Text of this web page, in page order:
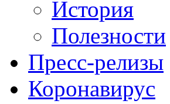
История
Полезности
Пресс-релизы
Коронавирус